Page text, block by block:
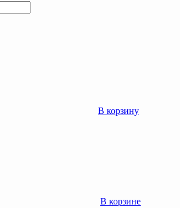
В корзину
В корзине